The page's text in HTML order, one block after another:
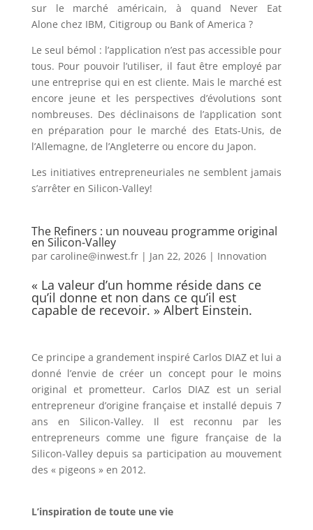
sur le marché américain, à quand Never Eat
Alone chez IBM, Citigroup ou Bank of America ?
Le seul bémol : l’application n’est pas accessible pour
tous. Pour pouvoir l’utiliser, il faut être employé par
une entreprise qui en est cliente. Mais le marché est
encore jeune et les perspectives d’évolutions sont
nombreuses. Des déclinaisons de l’application sont
en préparation pour le marché des Etats-Unis, de
l’Allemagne, de l’Angleterre ou encore du Japon.
Les initiatives entrepreneuriales ne semblent jamais
s’arrêter en Silicon-Valley!
The Refiners : un nouveau programme original
en Silicon-Valley
par caroline@inwest.fr| Jan 22, 2026| Innovation
« La valeur d’un homme réside dans ce
qu’il donne et non dans ce qu’il est
capable de recevoir. » Albert Einstein.
Ce principe a grandement inspiré Carlos DIAZ et lui a
donné l’envie de créer un concept pour le moins
original et prometteur. Carlos DIAZ est un serial
entrepreneur d’origine française et installé depuis 7
ans en Silicon-Valley. Il est reconnu par les
entrepreneurs comme une figure française de la
Silicon-Valley depuis sa participation au mouvement
des « pigeons » en 2012.
L’inspiration de toute une vie